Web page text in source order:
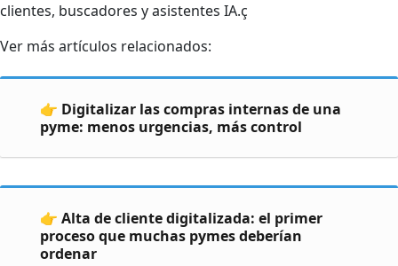
clientes, buscadores y asistentes IA.ç
Ver más artículos relacionados:
👉 Digitalizar las compras internas de una
pyme: menos urgencias, más control
👉 Alta de cliente digitalizada: el primer
proceso que muchas pymes deberían
ordenar